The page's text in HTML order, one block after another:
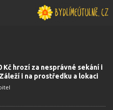
Kč hrozí za nesprávné sekání i
i na prostředku a lokaci